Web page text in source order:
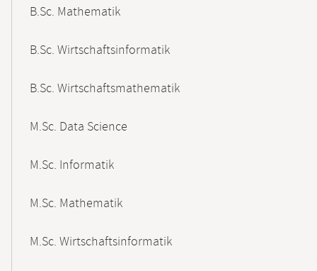
B.Sc. Mathematik
B.Sc. Wirtschaftsinformatik
B.Sc. Wirtschaftsmathematik
M.Sc. Data Science
M.Sc. Informatik
M.Sc. Mathematik
M.Sc. Wirtschaftsinformatik